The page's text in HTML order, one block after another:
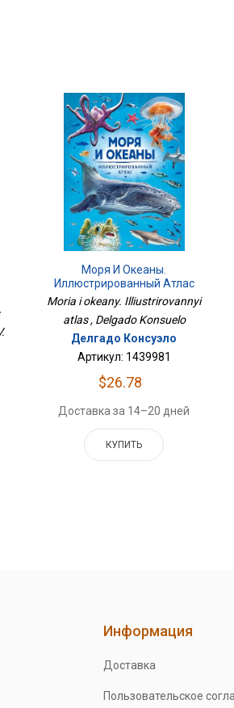
Моря И Океаны.
Иллюстрированный Атлас
Moria i okeany. Illiustrirovannyi
atlas , Delgado Konsuelo
Делгадо Консуэло
Артикул: 1439981
$26.78
Доставка за 14–20 дней
КУПИТЬ
Информация
Доставка
Пользовательское